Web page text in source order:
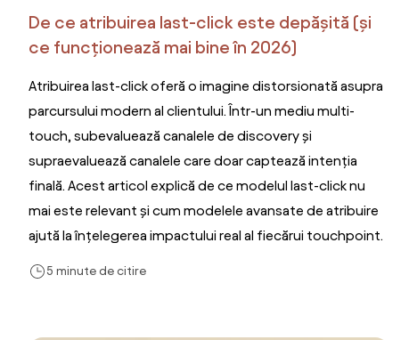
De ce atribuirea last-click este depășită (și
ce funcționează mai bine în 2026)
Atribuirea last-click oferă o imagine distorsionată asupra
parcursului modern al clientului. Într-un mediu multi-
touch, subevaluează canalele de discovery și
supraevaluează canalele care doar captează intenția
finală. Acest articol explică de ce modelul last-click nu
mai este relevant și cum modelele avansate de atribuire
ajută la înțelegerea impactului real al fiecărui touchpoint.
5 minute de citire